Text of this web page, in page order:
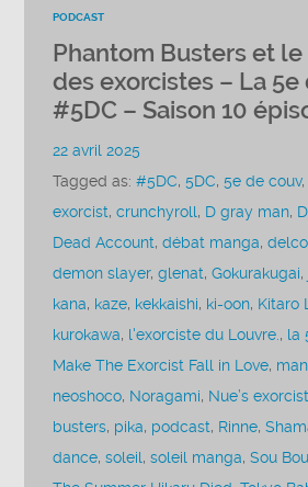
PODCAST
Phantom Busters et
des exorcistes – La 5e
#5DC – Saison 10
22 avril 2025
Tagged as:#5DC,5DC,5e de couv,
exorcist,crunchyroll, D gray man,
Dead Account,débat manga,
demon slayer,glenat,Gokurakugai,
kana, kaze, kekkaishi, ki-oon, Kitaro
kurokawa, l'exorciste du Louvre., la
Make The Exorcist Fall in Love,
neoshoco, Noragami, Nue’s exorcist
busters, pika, podcast, Rinne,
dance,soleil,soleil manga,Sou